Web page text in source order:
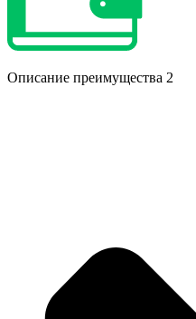
Описание преимущества 2